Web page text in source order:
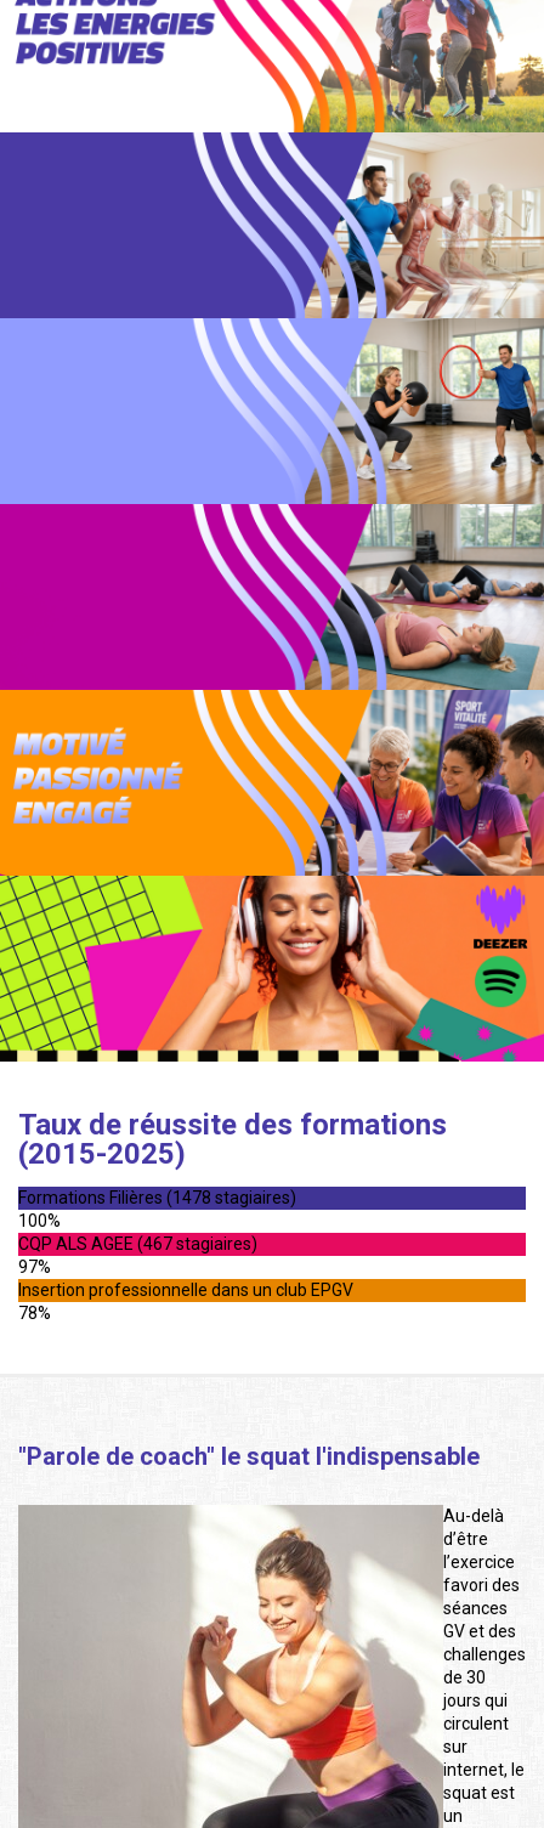
Taux de réussite des formations
(2015-2025)
Formations Filières (1478 stagiaires)
100%
CQP ALS AGEE (467 stagiaires)
97%
Insertion professionnelle dans un club EPGV
78%
"Parole de coach" le squat l'indispensable
Au-delà
d’être
l’exercice
favori des
séances
GV et des
challenges
de 30
jours qui
circulent
sur
internet, le
squat est
un